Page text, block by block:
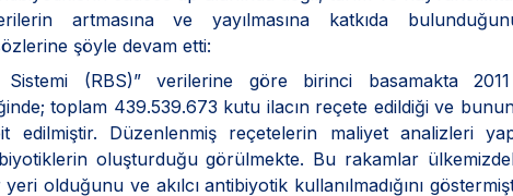
artmasına ve yayılmasına katkıda
şöyle devam etti:
Sistemi (RBS)” verilerine göre birinci basamakta
toplam 439.539.673 kutu ilacın reçete edildiği ve
edilmiştir. Düzenlenmiş reçetelerin maliyet analizleri
oluşturduğu görülmekte. Bu rakamlar
olduğunu ve akılcı antibiyotik kullanılmadığını